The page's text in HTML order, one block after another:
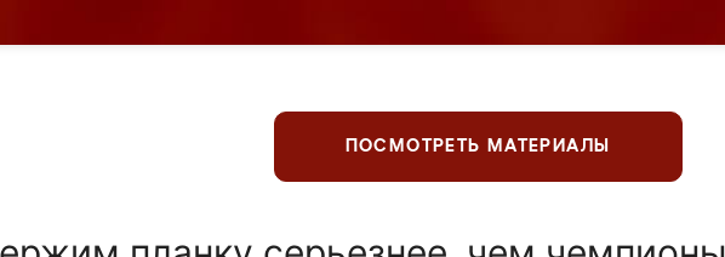
ПОСМОТРЕТЬ МАТЕРИАЛЫ